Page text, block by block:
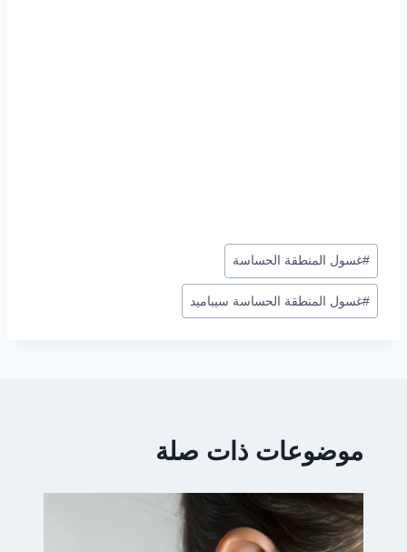
وسوم
المقال:
#غسول المنطقة الحساسة
#غسول المنطقة الحساسة سيباميد
موضوعات ذات صلة